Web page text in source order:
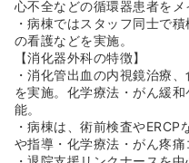
◆保養施設（越後湯沢、
スクラブも無料利用可能で
心不全などの循環器患者をメ
・病棟ではスタッフ同士で
の看護などを実施。
【消化器外科の特徴】
・消化管出血の内視鏡治療
を実施。化学療法・がん緩
能。
・病棟は、術前検査や
や指導・化学療法・がん疼痛